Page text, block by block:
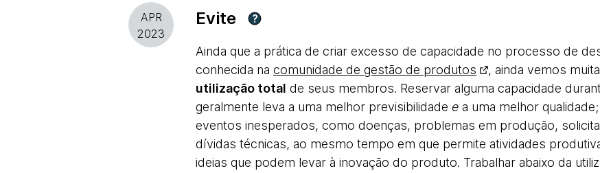
APR
2023
Evite ?
Ainda que a prática de criar excesso de capacidade no processo de
conhecida na comunidade de gestão de produtos , ainda vemos
utilização total de seus membros. Reservar alguma capacidade
geralmente leva a uma melhor previsibilidade e a uma melhor
eventos inesperados, como doenças, problemas em produção,
dívidas técnicas, ao mesmo tempo em que permite atividades
ideias que podem levar à inovação do produto. Trabalhar abaixo da